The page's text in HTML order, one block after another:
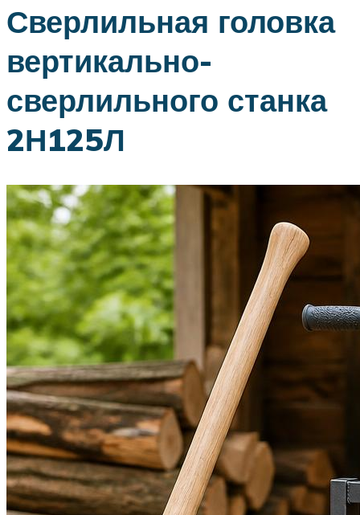
Сверлильная головка
вертикально-
сверлильного станка
2Н125Л